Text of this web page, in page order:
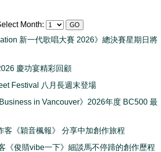
Month:
新一代歌唱大賽 2026》總決賽星期日將
慶功宴精彩回顧
Festival 八月長週末登場
in Vancouver》2026年度 BC500 最
客《穎音楓報》 分享中加創作旅程
《俊䝼vibe一下》細談馬不停蹄的創作歷程